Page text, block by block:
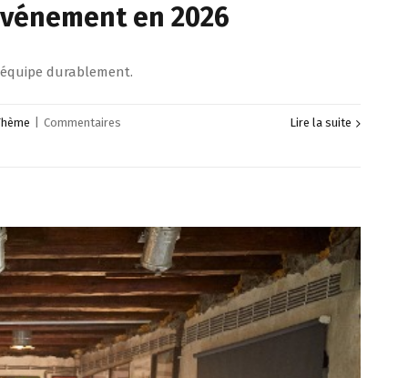
en 2026
durablement.
Commentaires
Lire la suite